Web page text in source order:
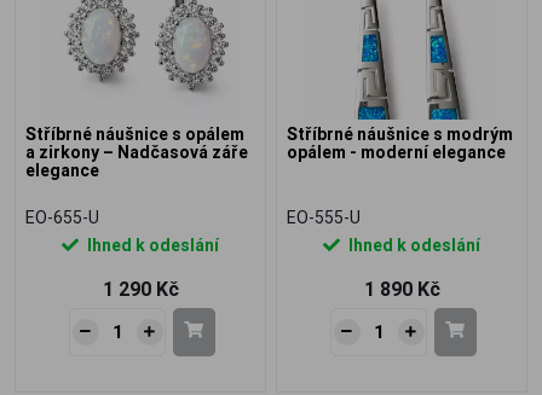
Stříbrné náušnice s opálem
a zirkony – Nadčasová záře
elegance
EO-655-U
Ihned k odeslání
1 290 Kč
Stříbrné náušnice s modrým
opálem - moderní elegance
EO-555-U
Ihned k odeslání
1 890 Kč